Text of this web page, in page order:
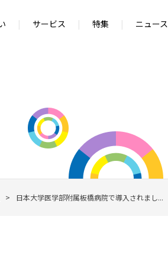
| サービス | 特集 | ニュース
> 日本大学医学部附属板橋病院で導入されまし...